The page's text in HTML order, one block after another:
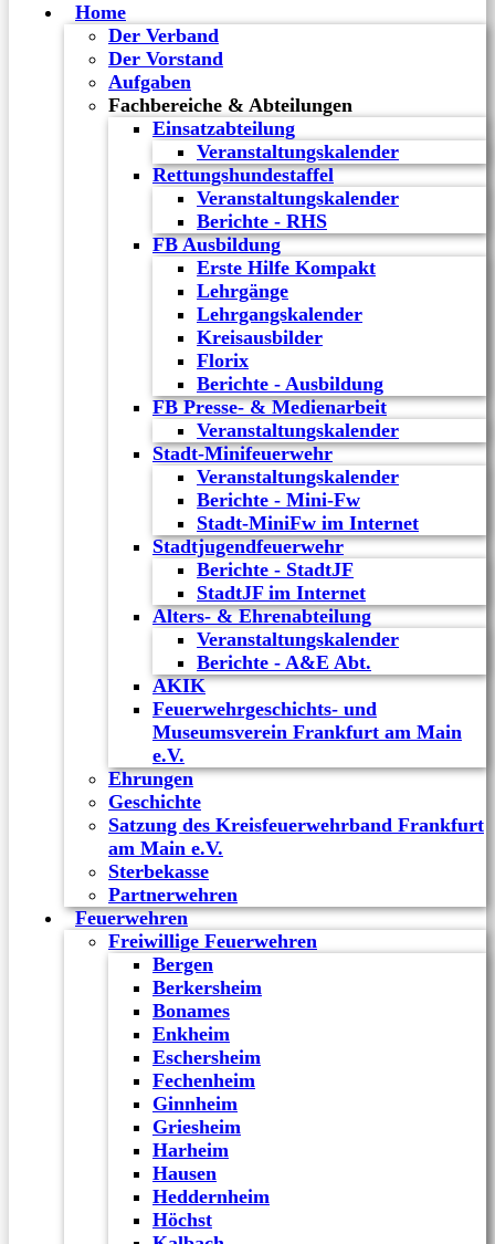
Home
Der Verband
Der Vorstand
Aufgaben
Fachbereiche & Abteilungen
Einsatzabteilung
Veranstaltungskalender
Rettungshundestaffel
Veranstaltungskalender
Berichte - RHS
FB Ausbildung
Erste Hilfe Kompakt
Lehrgänge
Lehrgangskalender
Kreisausbilder
Florix
Berichte - Ausbildung
FB Presse- & Medienarbeit
Veranstaltungskalender
Stadt-Minifeuerwehr
Veranstaltungskalender
Berichte - Mini-Fw
Stadt-MiniFw im Internet
Stadtjugendfeuerwehr
Berichte - StadtJF
StadtJF im Internet
Alters- & Ehrenabteilung
Veranstaltungskalender
Berichte - A&E Abt.
AKIK
Feuerwehrgeschichts- und
Museumsverein Frankfurt am Main
e.V.
Ehrungen
Geschichte
Satzung des Kreisfeuerwehrband Frankfurt
am Main e.V.
Sterbekasse
Partnerwehren
Feuerwehren
Freiwillige Feuerwehren
Bergen
Berkersheim
Bonames
Enkheim
Eschersheim
Fechenheim
Ginnheim
Griesheim
Harheim
Hausen
Heddernheim
Höchst